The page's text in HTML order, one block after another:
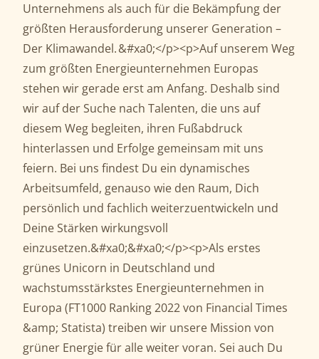
Unternehmens als auch für die Bekämpfung der
größten Herausforderung unserer Generation –
Der Klimawandel. &#xa0;</p><p>Auf unserem Weg
zum größten Energieunternehmen Europas
stehen wir gerade erst am Anfang. Deshalb sind
wir auf der Suche nach Talenten, die uns auf
diesem Weg begleiten, ihren Fußabdruck
hinterlassen und Erfolge gemeinsam mit uns
feiern. Bei uns findest Du ein dynamisches
Arbeitsumfeld, genauso wie den Raum, Dich
persönlich und fachlich weiterzuentwickeln und
Deine Stärken wirkungsvoll
einzusetzen.&#xa0;&#xa0;</p><p>Als erstes
grünes Unicorn in Deutschland und
wachstumsstärkstes Energieunternehmen in
Europa (FT1000 Ranking 2022 von Financial Times
&amp; Statista) treiben wir unsere Mission von
grüner Energie für alle weiter voran. Sei auch Du